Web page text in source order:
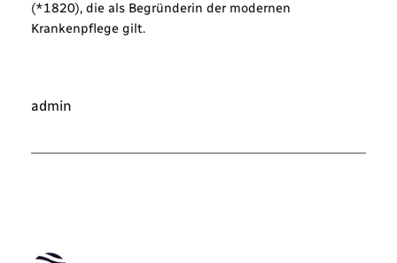
(*1820), die als Begründerin der modernen
Krankenpflege gilt.
admin